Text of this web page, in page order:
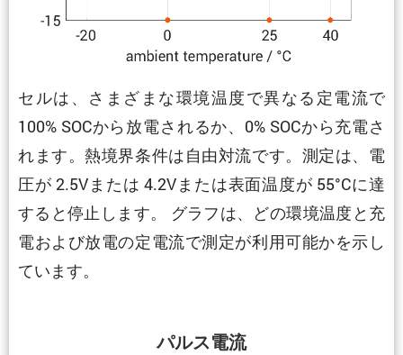
セルは、さまざまな環境温度で異なる定電流で
100% SOCから放電されるか、0% SOCから充電さ
れます。熱境界条件は自由対流です。測定は、電
圧が 2.5Vまたは 4.2Vまたは表面温度が 55°Cに達
すると停止します。 グラフは、どの環境温度と充
電および放電の定電流で測定が利用可能かを示し
ています。
パルス電流